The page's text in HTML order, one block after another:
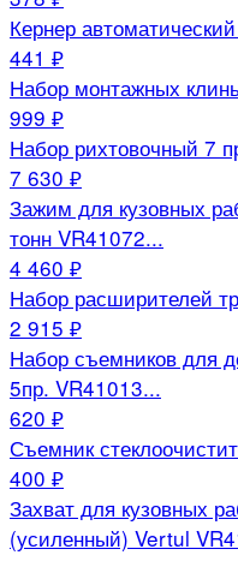
Кернер
441 ₽
Набор монтажных
999 ₽
Набор рихтовочный 7
7 630 ₽
Зажим для кузовных
тонн VR41072...
4 460 ₽
Набор расширителей
2 915 ₽
Набор съемников для
5пр. VR41013...
620 ₽
Съемник
400 ₽
Захват для кузовных
(усиленный) Vertul